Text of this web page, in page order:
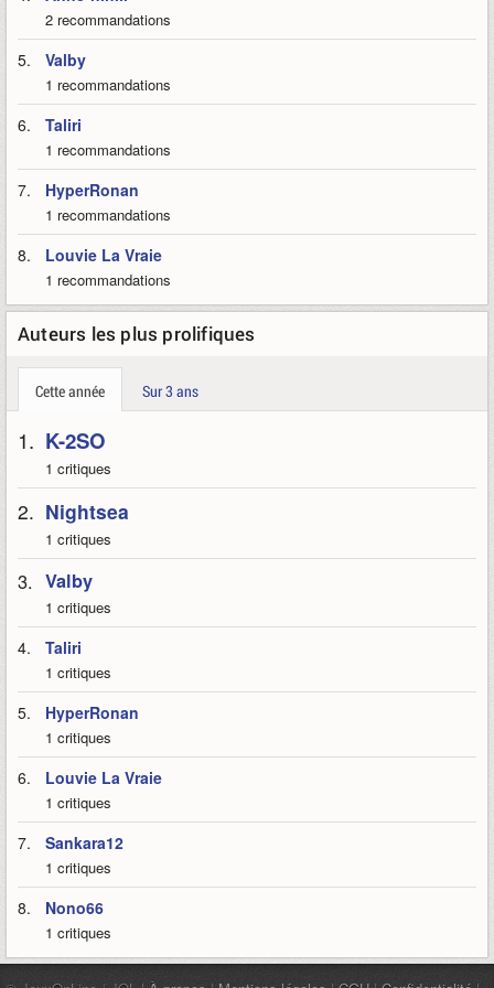
mode "normal" est ridiculement facile.
Publié le 27/06/2007 14:15, modifié le 30/04/2018 20:30
2 recommandations
5. Valby
1 recommandations
6. Taliri
1 recommandations
7. HyperRonan
1 recommandations
8. Louvie La Vraie
1 recommandations
Auteurs les plus prolifiques
Cette année Sur 3 ans
1. K-2SO
1 critiques
2. Nightsea
1 critiques
3. Valby
1 critiques
4. Taliri
1 critiques
5. HyperRonan
1 critiques
6. Louvie La Vraie
1 critiques
7. Sankara12
1 critiques
8. Nono66
1 critiques